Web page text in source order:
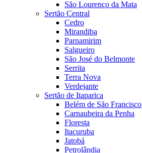
São Lourenço da Mata
Sertão Central
Cedro
Mirandiba
Parnamirim
Salgueiro
São José do Belmonte
Serrita
Terra Nova
Verdejante
Sertão de Itaparica
Belém de São Francisco
Carnaubeira da Penha
Floresta
Itacuruba
Jatobá
Petrolândia